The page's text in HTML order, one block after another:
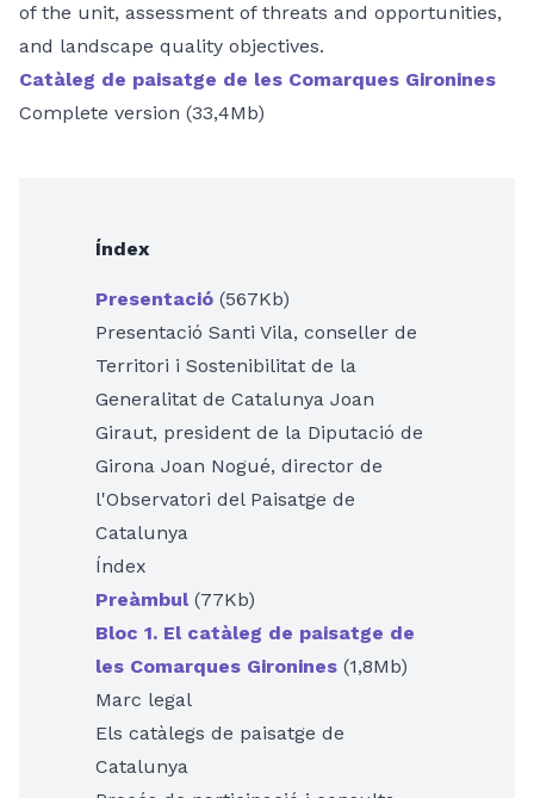
of the unit, assessment of threats and opportunities,
and landscape quality objectives.
Catàleg de paisatge de les Comarques Gironines
Complete version (33,4Mb)
Índex
Presentació (567Kb)
Presentació Santi Vila, conseller de
Territori i Sostenibilitat de la
Generalitat de Catalunya Joan
Giraut, president de la Diputació de
Girona Joan Nogué, director de
l'Observatori del Paisatge de
Catalunya
Índex
Preàmbul(77Kb)
Bloc 1. El catàleg de paisatge de
les Comarques Gironines (1,8Mb)
Marc legal
Els catàlegs de paisatge de
Catalunya